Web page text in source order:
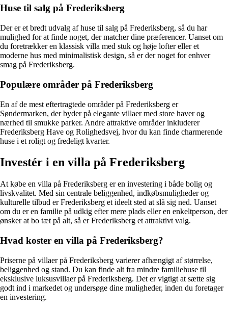
Huse til salg på Frederiksberg
Der er et bredt udvalg af huse til salg på Frederiksberg, så du har
mulighed for at finde noget, der matcher dine præferencer. Uanset om
du foretrækker en klassisk villa med stuk og høje lofter eller et
moderne hus med minimalistisk design, så er der noget for enhver
smag på Frederiksberg.
Populære områder på Frederiksberg
En af de mest eftertragtede områder på Frederiksberg er
Søndermarken, der byder på elegante villaer med store haver og
nærhed til smukke parker. Andre attraktive områder inkluderer
Frederiksberg Have og Rolighedsvej, hvor du kan finde charmerende
huse i et roligt og fredeligt kvarter.
Investér i en villa på Frederiksberg
At købe en villa på Frederiksberg er en investering i både bolig og
livskvalitet. Med sin centrale beliggenhed, indkøbsmuligheder og
kulturelle tilbud er Frederiksberg et ideelt sted at slå sig ned. Uanset
om du er en familie på udkig efter mere plads eller en enkeltperson, der
ønsker at bo tæt på alt, så er Frederiksberg et attraktivt valg.
Hvad koster en villa på Frederiksberg?
Priserne på villaer på Frederiksberg varierer afhængigt af størrelse,
beliggenhed og stand. Du kan finde alt fra mindre familiehuse til
eksklusive luksusvillaer på Frederiksberg. Det er vigtigt at sætte sig
godt ind i markedet og undersøge dine muligheder, inden du foretager
en investering.